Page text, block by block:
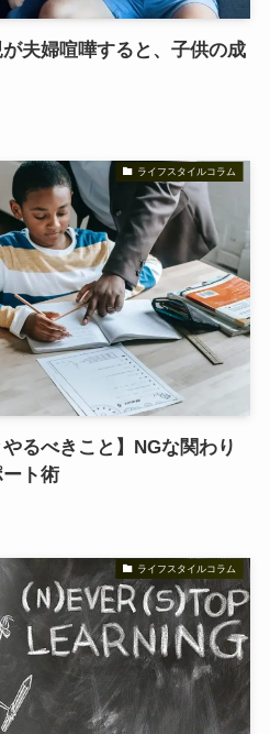
夫婦喧嘩すると、子供の成
ライフスタイルコラム
るべきこと】NGな関わり
ト術
ライフスタイルコラム